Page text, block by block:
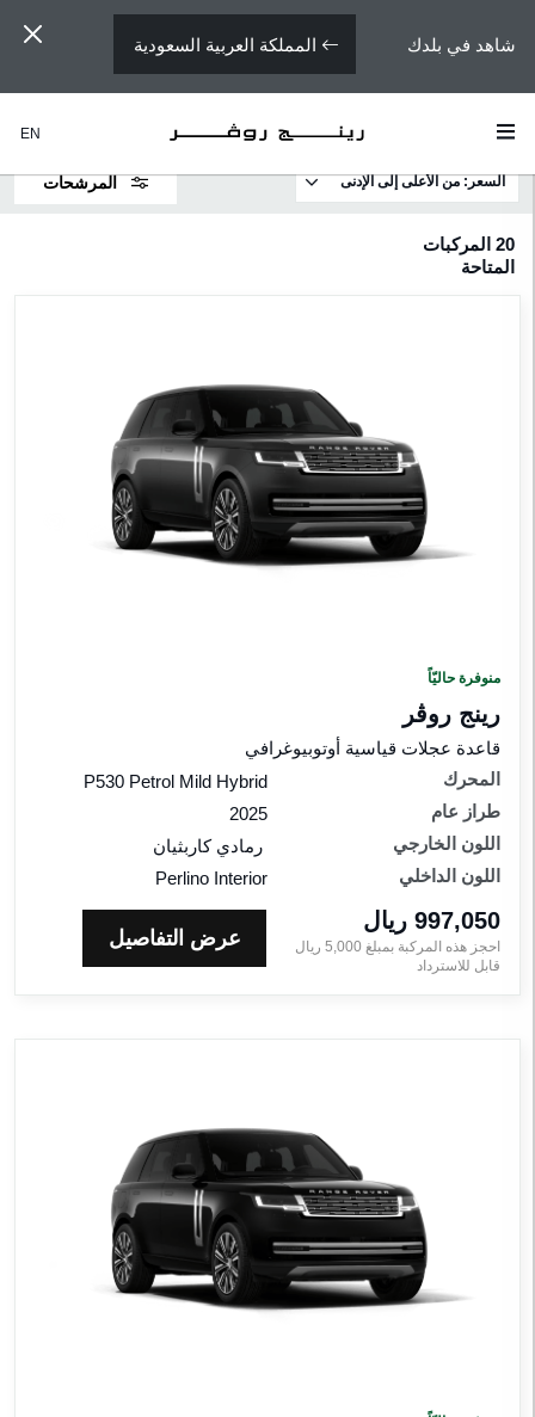
شاهد في بلدك المملكة العربية السعودية
EN
السعر: من الأعلى إلى الإدنى المرشحات
20 المركبات
المتاحة
منوفرة حاليّاً
رينج روڤر
قاعدة عجلات قياسية أوتوبيوغرافي
المحرك
P530 Petrol Mild Hybrid
طراز عام
2025
اللون الخارجي
رمادي كاربثيان
اللون الداخلي
Perlino Interior
997,050 ريال‎
احجز هذه المركبة بمبلغ 5,000 ريال‎
قابل للاسترداد
عرض التفاصيل
رينج
المحرك
باقات
المواصفات
اللون
الخارجي
اللون
الداخلي